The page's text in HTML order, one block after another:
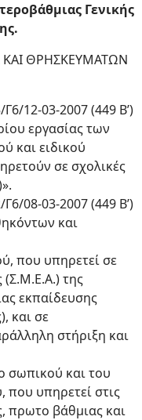
Γενικής
ΚΑΙ ΘΡΗΣΚΕΥΜΑΤΩΝ
12-03-2007 (449 Β’)
εργασίας των
και ειδικού
σε σχολικές
08-03-2007 (449 Β’)
και
που υπηρετεί σε
(Σ.Μ.Ε.Α.) της
εκπαίδευσης
και σε
στήριξη και
σωπικού και του
που υπηρετεί στις
πρωτο βάθμιας και